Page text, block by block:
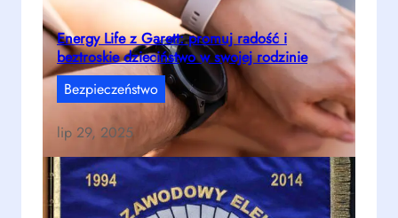
Energy Life z Garett: promuj radość i
beztroskie dzieciństwo w swojej rodzinie
Bezpieczeństwo
lip 29, 2025